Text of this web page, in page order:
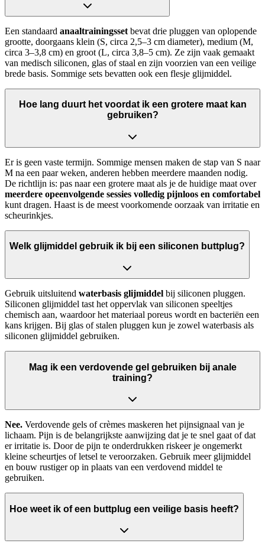
Een standaard anaaltrainingsset bevat drie pluggen van oplopende
grootte, doorgaans klein (S, circa 2,5–3 cm diameter), medium (M,
circa 3–3,8 cm) en groot (L, circa 3,8–5 cm). Ze zijn vaak gemaakt
van medisch siliconen, glas of staal en zijn voorzien van een veilige
brede basis. Sommige sets bevatten ook een flesje glijmiddel.
Hoe lang duurt het voordat ik een grotere maat kan
gebruiken?
Er is geen vaste termijn. Sommige mensen maken de stap van S naar
M na een paar weken, anderen hebben meerdere maanden nodig.
De richtlijn is: pas naar een grotere maat als je de huidige maat over
meerdere opeenvolgende sessies volledig pijnloos en comfortabel
kunt dragen. Haast is de meest voorkomende oorzaak van irritatie en
scheurinkjes.
Welk glijmiddel gebruik ik bij een siliconen buttplug?
Gebruik uitsluitend waterbasis glijmiddel bij siliconen pluggen.
Siliconen glijmiddel tast het oppervlak van siliconen speeltjes
chemisch aan, waardoor het materiaal poreus wordt en bacteriën een
kans krijgen. Bij glas of stalen pluggen kun je zowel waterbasis als
siliconen glijmiddel gebruiken.
Mag ik een verdovende gel gebruiken bij anale
training?
Nee. Verdovende gels of crèmes maskeren het pijnsignaal van je
lichaam. Pijn is de belangrijkste aanwijzing dat je te snel gaat of dat
er irritatie is. Door de pijn te onderdrukken riskeer je ongemerkt
kleine scheurtjes of letsel te veroorzaken. Gebruik meer glijmiddel
en bouw rustiger op in plaats van een verdovend middel te
gebruiken.
Hoe weet ik of een buttplug een veilige basis heeft?